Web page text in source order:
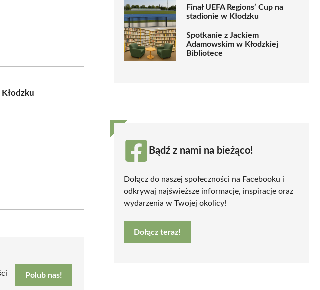
Polub nas!
Finał UEFA Regions’ Cup na
stadionie w Kłodzku
Spotkanie z Jackiem
Adamowskim w Kłodzkiej
Bibliotece
Bądź z nami na bieżąco!
Dołącz do naszej społeczności na Facebooku i
odkrywaj najświeższe informacje, inspiracje oraz
wydarzenia w Twojej okolicy!
Dołącz teraz!